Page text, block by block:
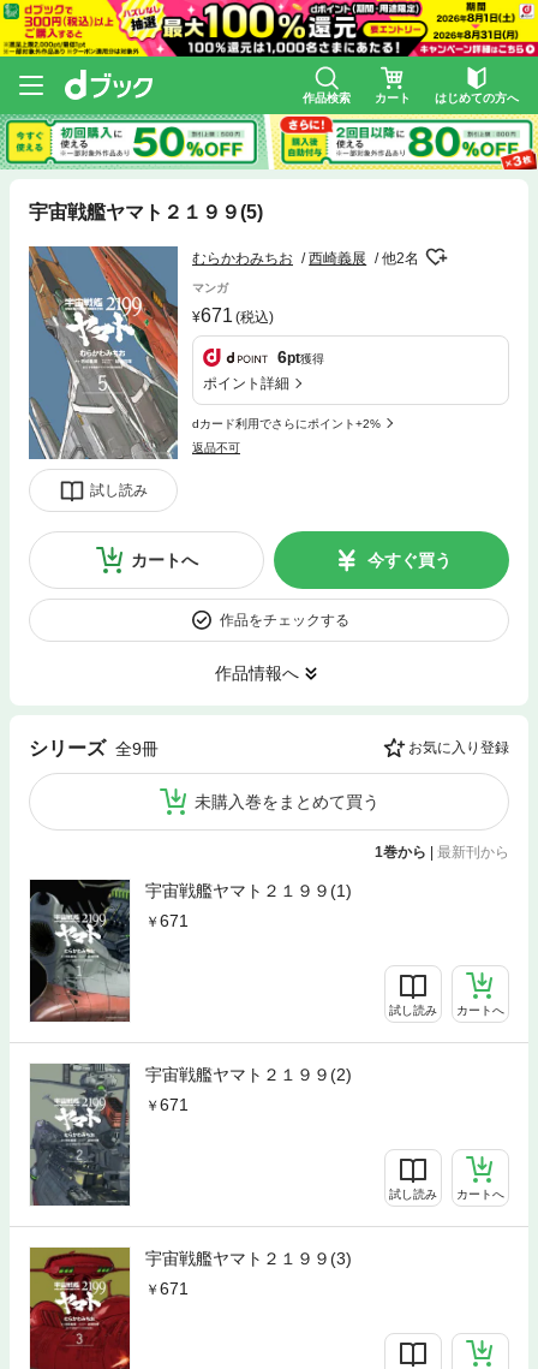
作品検索 カート はじめての方へ
宇宙戦艦ヤマト２１９９(5)
試し読み
むらかわみちお 西崎義展 他2名
マンガ
671 (税込)
6pt獲得
ポイント詳細
dカード利用でさらにポイント+2%
返品不可
カートへ 今すぐ買う
作品をチェックする
作品情報へ
シリーズ 全9冊 お気に入り登録
未購入巻をまとめて買う
1巻から | 最新刊から
宇宙戦艦ヤマト２１９９(1)
671
試し読み カートへ
宇宙戦艦ヤマト２１９９(2)
671
試し読み カートへ
宇宙戦艦ヤマト２１９９(3)
671